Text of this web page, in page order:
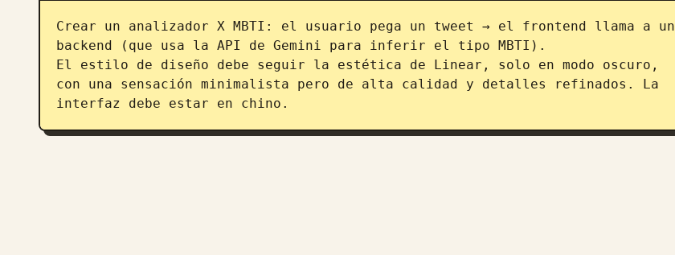
Crear un analizador X MBTI: el usuario pega un tweet → el frontend llama a un
backend (que usa la API de Gemini para inferir el tipo MBTI).
El estilo de diseño debe seguir la estética de Linear, solo en modo oscuro,
con una sensación minimalista pero de alta calidad y detalles refinados. La
interfaz debe estar en chino.